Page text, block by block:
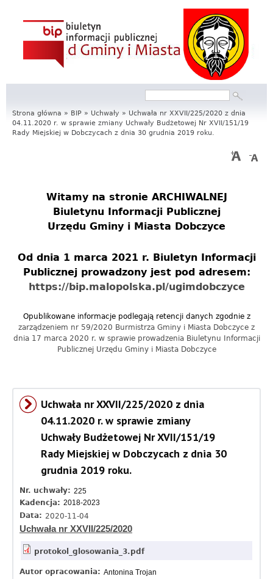
e
r
w
i
s
f
o
m
a
c
y
j
y
G
m
i
Formularz
wyszukiwania
Strona główna » BIP » Uchwały » Uchwała nr XXVII/225/2020 z dnia
04.11.2020 r. w sprawie zmiany Uchwały Budżetowej Nr XVII/151/19
Rady Miejskiej w Dobczycach z dnia 30 grudnia 2019 roku.
Witamy na stronie ARCHIWALNEJ
Biuletynu Informacji Publicznej
Urzędu Gminy i Miasta Dobczyce
Od dnia 1 marca 2021 r. Biuletyn Informacji
Publicznej prowadzony jest pod adresem:
https://bip.malopolska.pl/ugimdobczyce
Opublikowane informacje podlegają retencji danych zgodnie z
zarządzeniem nr 59/2020 Burmistrza Gminy i Miasta Dobczyce z
dnia 17 marca 2020 r. w sprawie prowadzenia Biuletynu Informacji
Publicznej Urzędu Gminy i Miasta Dobczyce
Uchwała nr XXVII/225/2020 z dnia
04.11.2020 r. w sprawie zmiany
Uchwały Budżetowej Nr XVII/151/19
Rady Miejskiej w Dobczycach z dnia 30
grudnia 2019 roku.
Nr. uchwały: 225
Kadencja: 2018-2023
Data: 2020-11-04
Uchwała nr XXVII/225/2020
protokol_glosowania_3.pdf
Autor opracowania: Antonina Trojan